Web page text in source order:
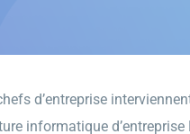
d’entreprise
informatique d’entreprise